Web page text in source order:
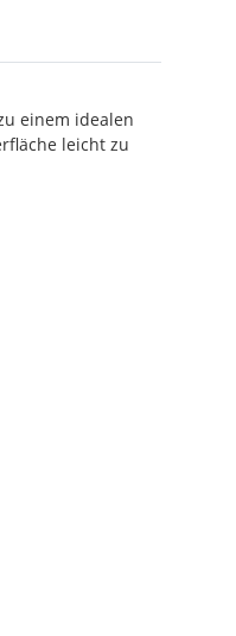
einem idealen
leicht zu